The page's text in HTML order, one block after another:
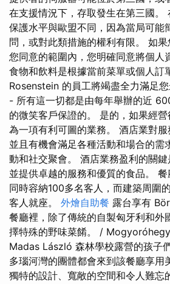
在支援情況下，存取發生在第三國。
保護水平與歐盟不同，因為當局可能
問​​，或對此類措施的權利有限。 如
您同意的範圍內，您明確同意將個人
食物和飲料是根據當前菜單或個人訂
Rosenstein 的員工將竭盡全力滿足
- 所有這一切都是由每年舉辦的近
的微笑客戶保證的。 是的，如果經
為一項有利可圖的業務。 酒店業對服
並且有機會滿足各種活動和場合的需
動和社交聚會。 酒店業務盈利的關
並提供卓越的服務和優質的食品。
同時容納100多名客人，而建築周圍
客人就座。 外燴自助餐 露台享有
餐廳裡，除了傳統的自製匈牙利和外
擇特殊的野味菜餚。 /
Madas László 森林學校露營的孩子
多瑙河灣的團體都會來到該餐廳享用
獨特的設計、寬敞的空間和令人難忘